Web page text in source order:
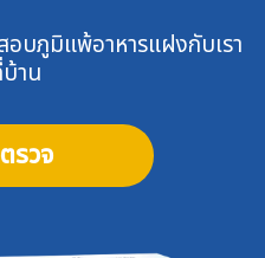
บภูมิแพ้อาหารแฝงกับเรา
าน
รวจ